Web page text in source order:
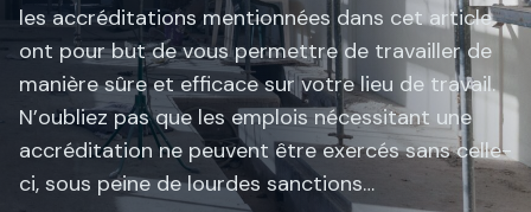
les accréditations mentionnées dans cet article
ont pour but de vous permettre de travailler de
manière sûre et efficace sur votre lieu de travail.
N’oubliez pas que les emplois nécessitant une
accréditation ne peuvent être exercés sans celle-
ci, sous peine de lourdes sanctions…